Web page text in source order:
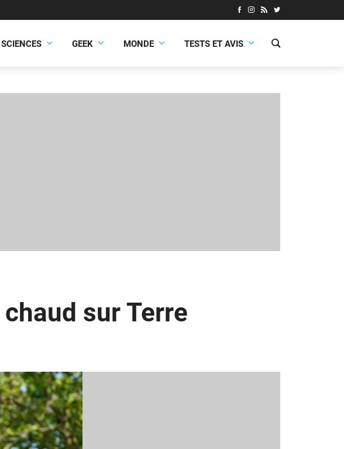
SCIENCES GEEK MONDE TESTS ET AVIS
sur Terre